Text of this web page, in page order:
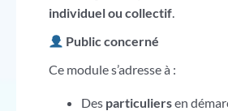
individuel ou collectif.
Public concerné
Ce module s’adresse à :
Des particuliersen